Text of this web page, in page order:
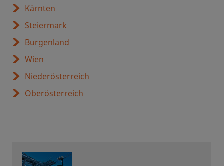
Kärnten
Steiermark
Burgenland
Wien
Niederösterreich
Oberösterreich